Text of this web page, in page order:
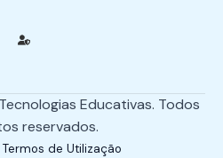
Educativas. Todos
reservados.
de Utilização